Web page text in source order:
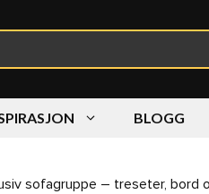
BLOGG
sofagruppe – treseter, bord